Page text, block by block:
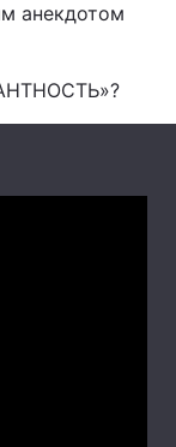
анекдотом